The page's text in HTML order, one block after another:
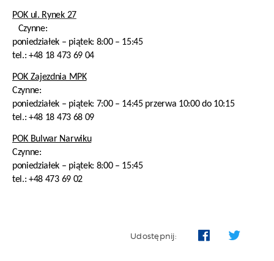
POK ul. Rynek 27
Czynne:
poniedziałek – piątek: 8:00 – 15:45
tel.: +48 18 473 69 04
POK Zajezdnia MPK
Czynne:
poniedziałek – piątek: 7:00 – 14:45 przerwa 10:00 do 10:15
tel.: +48 18 473 68 09
POK Bulwar Narwiku
Czynne:
poniedziałek – piątek: 8:00 – 15:45
tel.: +48 473 69 02
Udostępnij: